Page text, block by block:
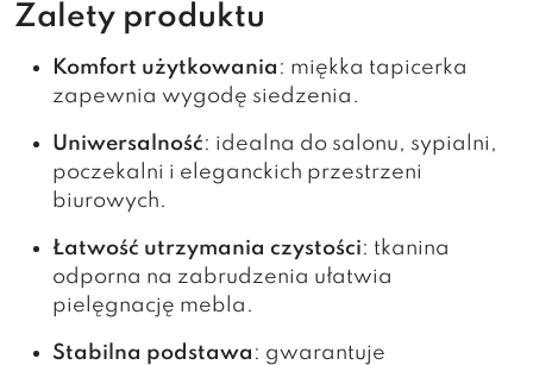
Zalety produktu
Komfort użytkowania : miękka tapicerka
zapewnia wygodę siedzenia.
Uniwersalność: idealna do salonu, sypialni,
poczekalni i eleganckich przestrzeni
biurowych.
Łatwość utrzymania czystości: tkanina
odporna na zabrudzenia ułatwia
pielęgnację mebla.
Stabilna podstawa : gwarantuje